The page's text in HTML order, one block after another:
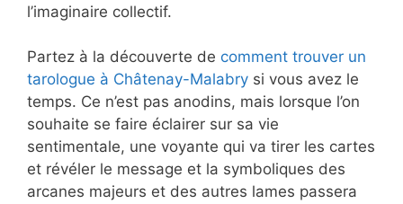
l’imaginaire collectif.
Partez à la découverte de comment trouver un
tarologue à Châtenay-Malabry si vous avez le
temps. Ce n’est pas anodins, mais lorsque l’on
souhaite se faire éclairer sur sa vie
sentimentale, une voyante qui va tirer les cartes
et révéler le message et la symboliques des
arcanes majeurs et des autres lames passera